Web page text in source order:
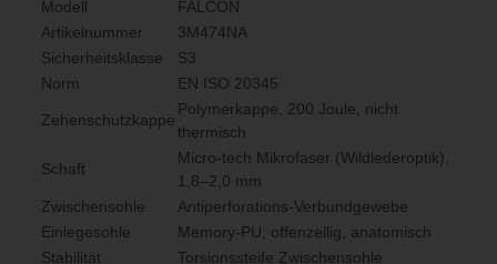
Modell
FALCON
Artikelnummer
3M474NA
Sicherheitsklasse
S3
Norm
EN ISO 20345
Zehenschutzkappe
Polymerkappe, 200 Joule, nicht
thermisch
Schaft
Micro-tech Mikrofaser (Wildlederoptik),
1,8–2,0 mm
Zwischensohle
Antiperforations-Verbundgewebe
Einlegesohle
Memory-PU, offenzellig, anatomisch
Stabilität
Torsionssteife Zwischensohle